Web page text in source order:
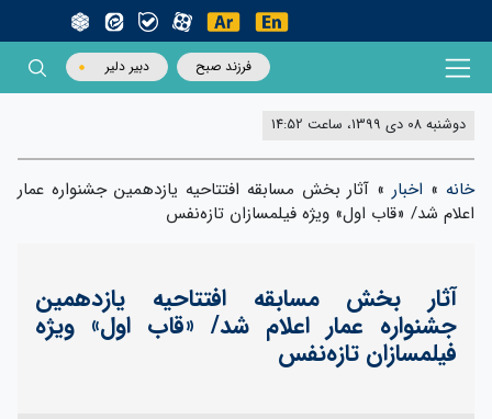
فرزند صبح دبیر دلیر
دوشنبه 08 دی 1399، ساعت 14:52
خانه» اخبار » آثار بخش مسابقه افتتاحیه یازدهمین جشنواره عمار
اعلام شد/ «قاب اول» ویژه فیلمسازان تازه‌نفس
آثار بخش مسابقه افتتاحیه یازدهمین
جشنواره عمار اعلام شد/ «قاب اول» ویژه
فیلمسازان تازه‌نفس